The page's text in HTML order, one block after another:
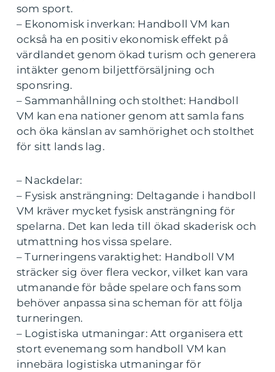
som sport.
– Ekonomisk inverkan: Handboll VM kan
också ha en positiv ekonomisk effekt på
värdlandet genom ökad turism och generera
intäkter genom biljettförsäljning och
sponsring.
– Sammanhållning och stolthet: Handboll
VM kan ena nationer genom att samla fans
och öka känslan av samhörighet och stolthet
för sitt lands lag.
– Nackdelar:
– Fysisk ansträngning: Deltagande i handboll
VM kräver mycket fysisk ansträngning för
spelarna. Det kan leda till ökad skaderisk och
utmattning hos vissa spelare.
– Turneringens varaktighet: Handboll VM
sträcker sig över flera veckor, vilket kan vara
utmanande för både spelare och fans som
behöver anpassa sina scheman för att följa
turneringen.
– Logistiska utmaningar: Att organisera ett
stort evenemang som handboll VM kan
innebära logistiska utmaningar för